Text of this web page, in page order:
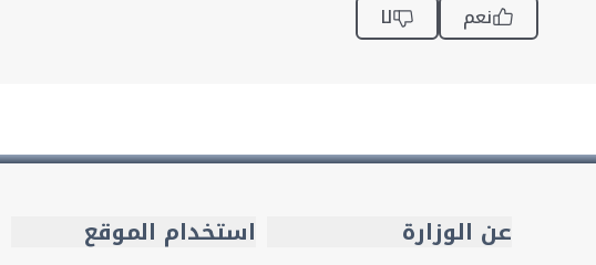
نعم لا
عن الوزارة استخدام الموقع